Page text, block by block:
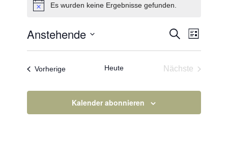
HinweisEs wurden keine Ergebnisse gefunden.
Suche
und
Navigation
SucheListe
Anstehende
VorherigeVeranstaltungen
Heute
Nächste
Kalender abonnieren